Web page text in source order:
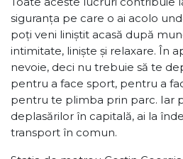
siguranța pe care o ai acolo
poți veni liniștit acasă după
intimitate, liniște și relaxare. În
nevoie, deci nu trebuie să te
pentru a face sport, pentru a
pentru te plimba prin parc. Iar
deplasărilor în capitală, ai la
transport în comun.